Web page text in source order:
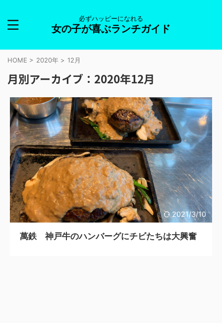
必ずハッピーになれる
女の子が喜ぶランチガイド
HOME > 2020年 > 12月
月別アーカイブ：2020年12月
2021/3/10
萬鉄 神戸牛のハンバーグにチビたちは大興奮